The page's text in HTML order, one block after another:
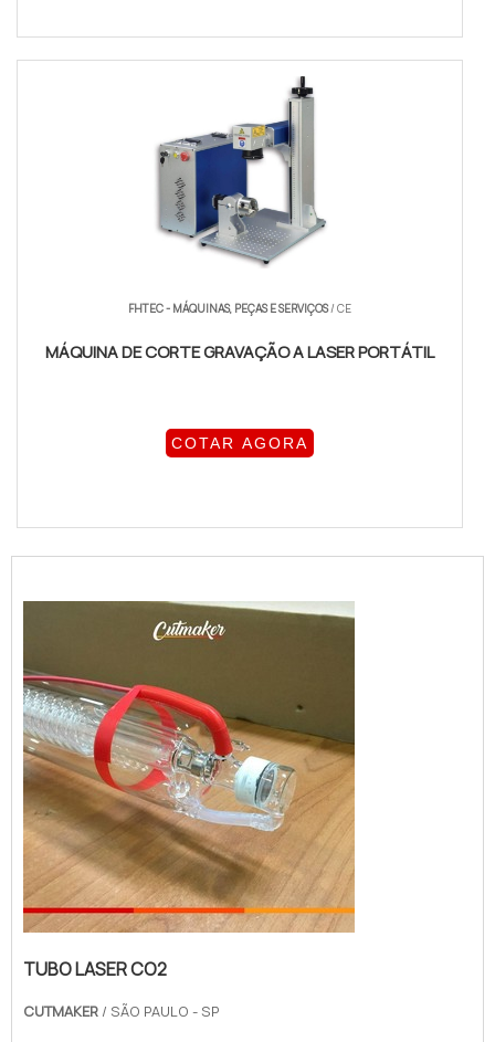
FHTEC - MÁQUINAS, PEÇAS E SERVIÇOS/ CE
MÁQUINA DE CORTE GRAVAÇÃO A LASER PORTÁTIL
COTAR AGORA
TUBO LASER CO2
CUTMAKER / SÃO PAULO - SP